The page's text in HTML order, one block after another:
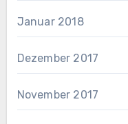
Januar 2018
Dezember 2017
November 2017